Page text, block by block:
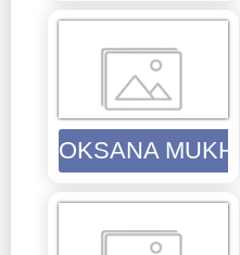
OKSANA MUKHA